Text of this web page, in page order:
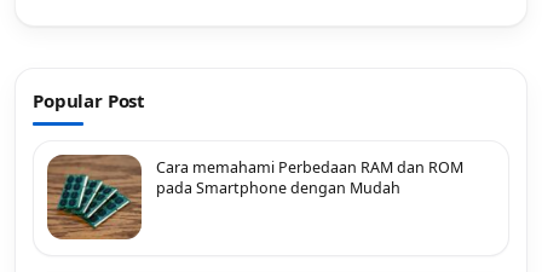
Popular Post
Cara memahami Perbedaan RAM dan ROM
pada Smartphone dengan Mudah